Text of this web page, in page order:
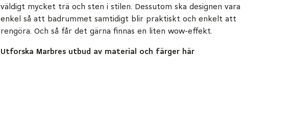
väldigt mycket trä och sten i stilen. Dessutom ska designen vara
enkel så att badrummet samtidigt blir praktiskt och enkelt att
rengöra. Och så får det gärna finnas en liten wow-effekt.
Utforska Marbres utbud av material och färger här